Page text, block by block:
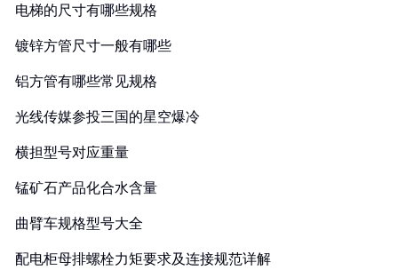
电梯的尺寸有哪些规格
镀锌方管尺寸一般有哪些
铝方管有哪些常见规格
光线传媒参投三国的星空爆冷
横担型号对应重量
锰矿石产品化合水含量
曲臂车规格型号大全
配电柜母排螺栓力矩要求及连接规范详解